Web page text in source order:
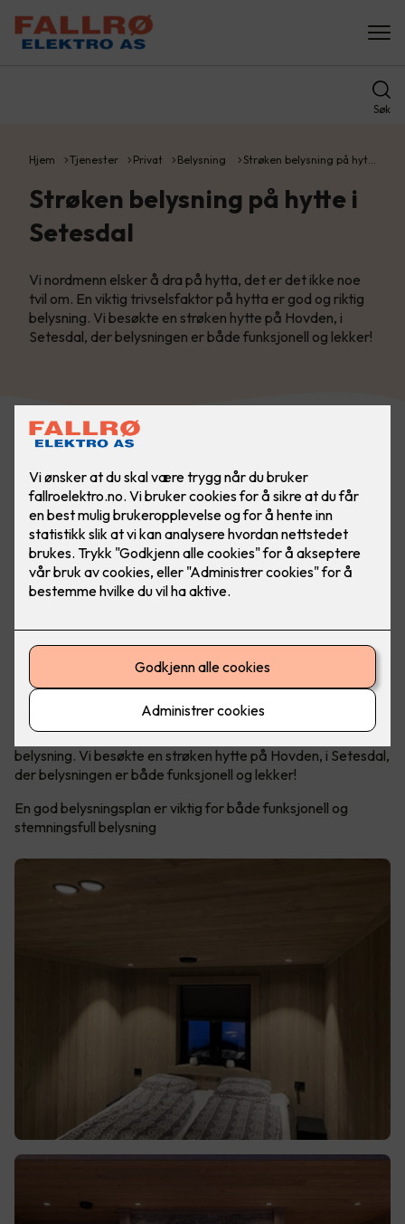
Søk
Hjem Tjenester Privat Belysning Strøken belysning på hyt…
Strøken belysning på hytte i
Setesdal
Vi nordmenn elsker å dra på hytta, det er det ikke noe
tvil om. En viktig trivselsfaktor på hytta er god og riktig
belysning. Vi besøkte en strøken hytte på Hovden, i
Setesdal, der belysningen er både funksjonell og lekker!
Vi nordmenn elsker å dra på hytta, det er det ikke noe tvil
om. En viktig trivselsfaktor på hytta er god og riktig
belysning. Vi besøkte en strøken hytte på Hovden, i Setesdal,
der belysningen er både funksjonell og lekker!
En god belysningsplan er viktig for både funksjonell og
stemningsfull belysning